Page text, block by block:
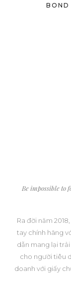
BOND
Be impossible to
Ra đời năm
tay chính hãng
dẫn mang lại
cho người tiêu
doanh với giấy